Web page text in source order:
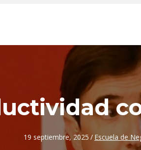
19 septiembre, 2025 / Escuela de